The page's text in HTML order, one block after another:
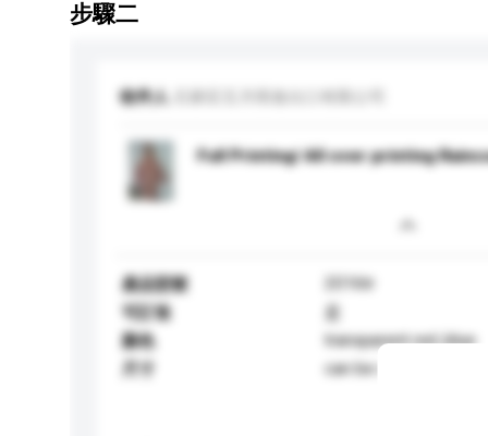
步驟二
收件人
Full Printing/ All over printing
產品型號
2016tr
可訂造
是
顏色
transparent red ,blue
can be customised